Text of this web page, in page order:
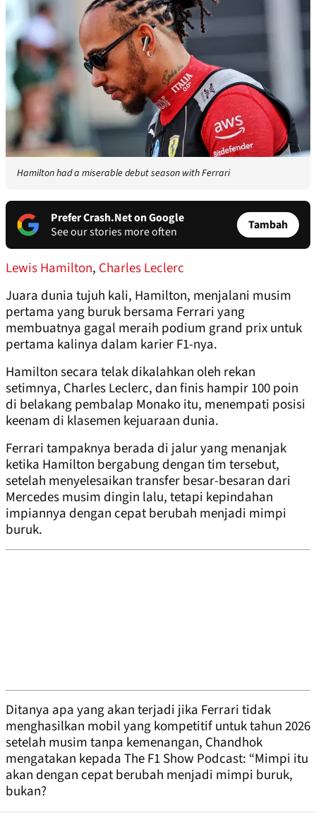
Hamilton had a miserable debut season with Ferrari
Prefer Crash.Net on Google
See our stories more often
Tambah
Lewis Hamilton, Charles Leclerc
Juara dunia tujuh kali, Hamilton, menjalani musim
pertama yang buruk bersama Ferrari yang
membuatnya gagal meraih podium grand prix untuk
pertama kalinya dalam karier F1-nya.
Hamilton secara telak dikalahkan oleh rekan
setimnya, Charles Leclerc, dan finis hampir 100 poin
di belakang pembalap Monako itu, menempati posisi
keenam di klasemen kejuaraan dunia.
Ferrari tampaknya berada di jalur yang menanjak
ketika Hamilton bergabung dengan tim tersebut,
setelah menyelesaikan transfer besar-besaran dari
Mercedes musim dingin lalu, tetapi kepindahan
impiannya dengan cepat berubah menjadi mimpi
buruk.
Ditanya apa yang akan terjadi jika Ferrari tidak
menghasilkan mobil yang kompetitif untuk tahun 2026
setelah musim tanpa kemenangan, Chandhok
mengatakan kepada The F1 Show Podcast: “Mimpi itu
akan dengan cepat berubah menjadi mimpi buruk,
bukan?